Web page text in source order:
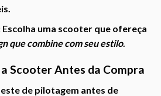
Escolha uma scooter que ofereça
que combine com seu estilo.
Scooter Antes da Compra
de pilotagem antes de